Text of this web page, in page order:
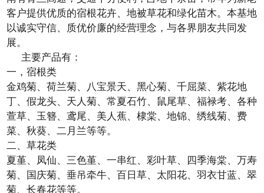
客户提供优质的宿根花卉、地被草花和绿化苗木。本基地
以诚实守信、质优价廉的经营理念，与各界朋友共同发
展。
主要产品有：
一，宿根类
金鸡菊、荷兰菊、八宝景天、黑心菊、千屈菜、紫花地
丁、假龙头、天人菊、常夏石竹、鼠尾草、福禄考、各种
萱草、玉簪、鸢尾、美人蕉、棣棠、地锦、绣线菊、费
菜、秋葵、二月兰等等。
二、草花类
夏堇、凤仙、三色堇、一串红、彩叶草、四季海棠、万寿
菊、国庆菊、垂吊牵牛、百日草、太阳花、羽衣甘蓝、翠
菊、长春花等等。